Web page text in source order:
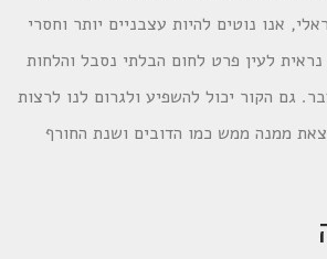
אנו נוטים להיות עצבניים יותר וחסרי
לעין פרט לחום הבלתי נסבל והלחות
גם הקור יכול להשפיע ולגרום לנו לרצות
ממנה ממש כמו הדובים ושנת החורף